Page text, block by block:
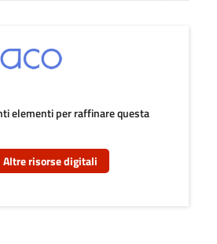
elementi per raffinare questa
Altre risorse digitali